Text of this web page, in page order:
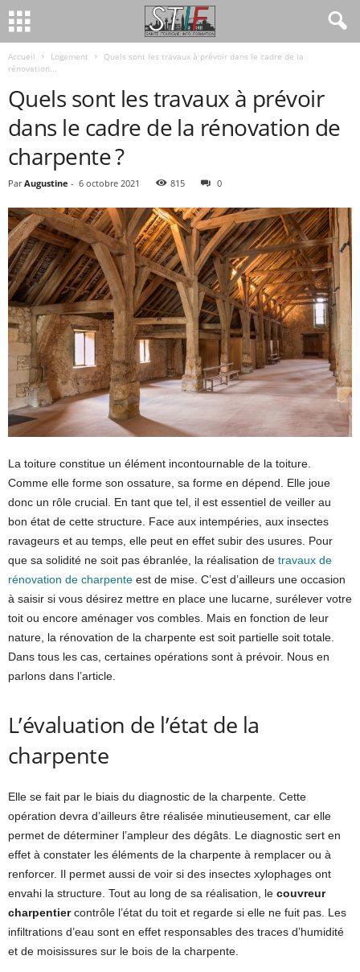
Accueil Logement
Quels sont les travaux à prévoir dans le cadre de la
rénovation...
Quels sont les travaux à prévoir
dans le cadre de la rénovation de
charpente ?
Par Augustine - 6 octobre 2021 815 0
La toiture constitue un élément incontournable de la toiture.
Comme elle forme son ossature, sa forme en dépend. Elle joue
donc un rôle crucial. En tant que tel, il est essentiel de veiller au
bon état de cette structure. Face aux intempéries, aux insectes
ravageurs et au temps, elle peut en effet subir des usures. Pour
que sa solidité ne soit pas ébranlée, la réalisation de travaux de
rénovation de charpente est de mise. C’est d’ailleurs une occasion
à saisir si vous désirez mettre en place une lucarne, surélever votre
toit ou encore aménager vos combles. Mais en fonction de leur
nature, la rénovation de la charpente est soit partielle soit totale.
Dans tous les cas, certaines opérations sont à prévoir. Nous en
parlons dans l’article.
L’évaluation de l’état de la
charpente
Elle se fait par le biais du diagnostic de la charpente. Cette
opération devra d’ailleurs être réalisée minutieusement, car elle
permet de déterminer l’ampleur des dégâts. Le diagnostic sert en
effet à constater les éléments de la charpente à remplacer ou à
renforcer. Il permet aussi de voir si des insectes xylophages ont
envahi la structure. Tout au long de sa réalisation, le couvreur
charpentiercontrôle l’état du toit et regarde si elle ne fuit pas. Les
infiltrations d’eau sont en effet responsables des traces d’humidité
et de moisissures sur le bois de la charpente.